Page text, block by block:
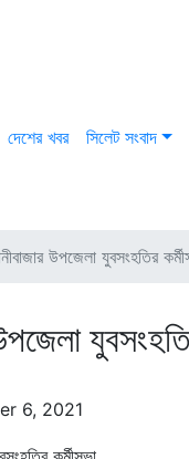
দেশের খবর সিলেট সংবাদ
উপজেলা যুবসংহতির
6, 2021